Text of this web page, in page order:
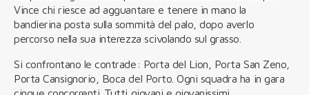
Vince chi riesce ad agguantare e tenere in mano la
bandierina posta sulla sommità del palo, dopo averlo
percorso nella sua interezza scivolando sul grasso.
Si confrontano le contrade: Porta del Lion, Porta San Zeno,
Porta Cansignorio, Boca del Porto. Ogni squadra ha in gara